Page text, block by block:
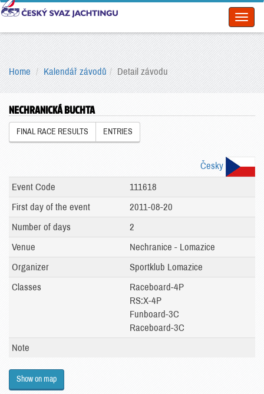
Home Kalendář závodů Detail závodu
NECHRANICKÁ BUCHTA
FINAL RACE RESULTS ENTRIES
Česky
Event Code
111618
First day of the event
2011-08-20
Number of days
2
Venue
Nechranice - Lomazice
Organizer
Sportklub Lomazice
Classes
Raceboard-4P
RS:X-4P
Funboard-3C
Raceboard-3C
Note
Show on map